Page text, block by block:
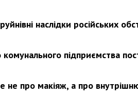
наслідки російських
комунального підприємства
не про макіяж, а про